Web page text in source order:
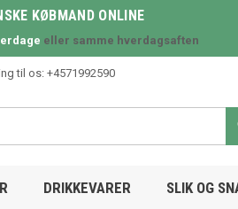
KØBMAND ONLINE
eller samme hverdagsaften
til os: +4571992590
DRIKKEVARER SLIK OG